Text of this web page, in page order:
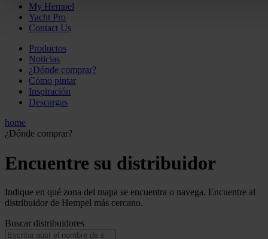
My Hempel
Yacht Pro
Contact Us
Productos
Noticias
¿Dónde comprar?
Cómo pintar
Inspiración
Descargas
home
¿Dónde comprar?
Encuentre su distribuidor
Indique en qué zona del mapa se encuentra o navega. Encuentre al
distribuidor de Hempel más cercano.
Buscar distribuidores